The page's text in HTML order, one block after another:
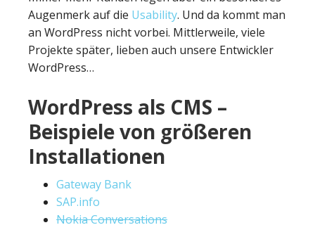
Augenmerk auf die Usability. Und da kommt man
an WordPress nicht vorbei. Mittlerweile, viele
Projekte später, lieben auch unsere Entwickler
WordPress…
WordPress als CMS –
Beispiele von größeren
Installationen
Gateway Bank
SAP.info
Nokia Conversations